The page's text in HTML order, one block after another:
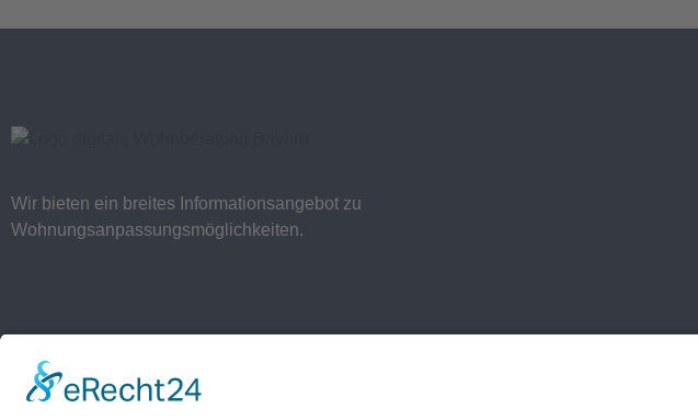
Wir bieten ein breites Informationsangebot zu
Wohnungsanpassungsmöglichkeiten.